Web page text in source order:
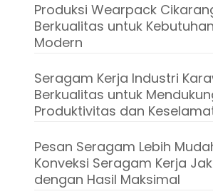
Produksi Wearpack
Berkualitas untuk
Modern
Seragam Kerja Industri
Berkualitas untuk
Produktivitas dan
Pesan Seragam Lebih
Konveksi Seragam Kerja
dengan Hasil Maksimal